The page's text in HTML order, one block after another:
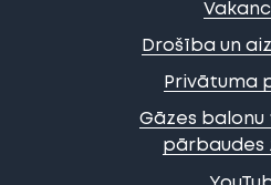
Drošība un
Gāzes balonu
pārbaudes
Privātuma